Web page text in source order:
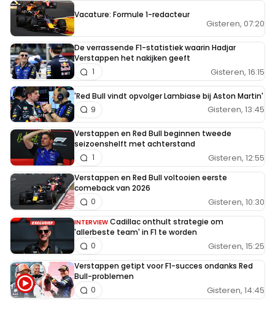
Vacature: Formule 1-redacteur
Gisteren, 07:20
De verrassende F1-statistiek waarin Hadjar
Verstappen het nakijken geeft
Gisteren, 16:15
1
'Red Bull vindt opvolger Lambiase bij Aston Martin'
Gisteren, 13:45
9
Verstappen en Red Bull beginnen tweede
seizoenshelft met achterstand
Gisteren, 12:55
1
Verstappen en Red Bull voltooien eerste
comeback van 2026
Gisteren, 10:30
0
INTERVIEW Cadillac onthult strategie om
'allerbeste team' in F1 te worden
Gisteren, 15:25
0
Verstappen getipt voor F1-succes ondanks Red
Bull-problemen
Gisteren, 14:45
0